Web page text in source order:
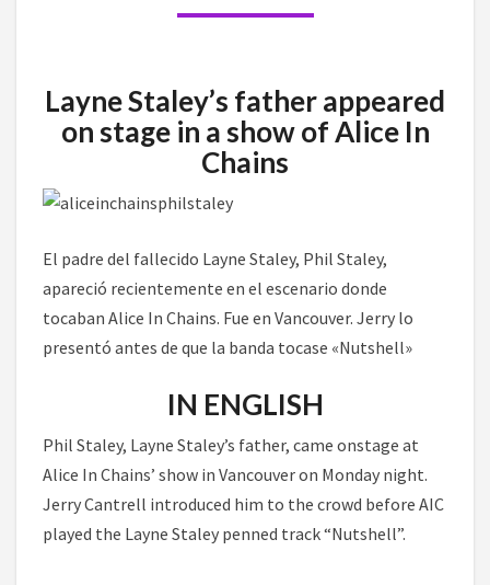
IN
CHAINS
Layne Staley’s father appeared
on stage in a show of Alice In
Chains
El padre del fallecido Layne Staley, Phil Staley,
apareció recientemente en el escenario donde
tocaban Alice In Chains. Fue en Vancouver. Jerry lo
presentó antes de que la banda tocase «Nutshell»
IN ENGLISH
Phil Staley, Layne Staley’s father, came onstage at
Alice In Chains’ show in Vancouver on Monday night.
Jerry Cantrell introduced him to the crowd before AIC
played the Layne Staley penned track “Nutshell”.